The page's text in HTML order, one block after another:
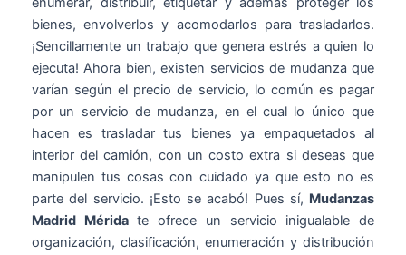
bienes, envolverlos y acomodarlos para trasladarlos.
¡Sencillamente un trabajo que genera estrés a quien lo
ejecuta! Ahora bien, existen servicios de mudanza que
varían según el precio de servicio, lo común es pagar
por un servicio de mudanza, en el cual lo único que
hacen es trasladar tus bienes ya empaquetados al
interior del camión, con un costo extra si deseas que
manipulen tus cosas con cuidado ya que esto no es
parte del servicio. ¡Esto se acabó! Pues sí, Mudanzas
Madrid Méridate ofrece un servicio inigualable de
organización, clasificación, enumeración y distribución